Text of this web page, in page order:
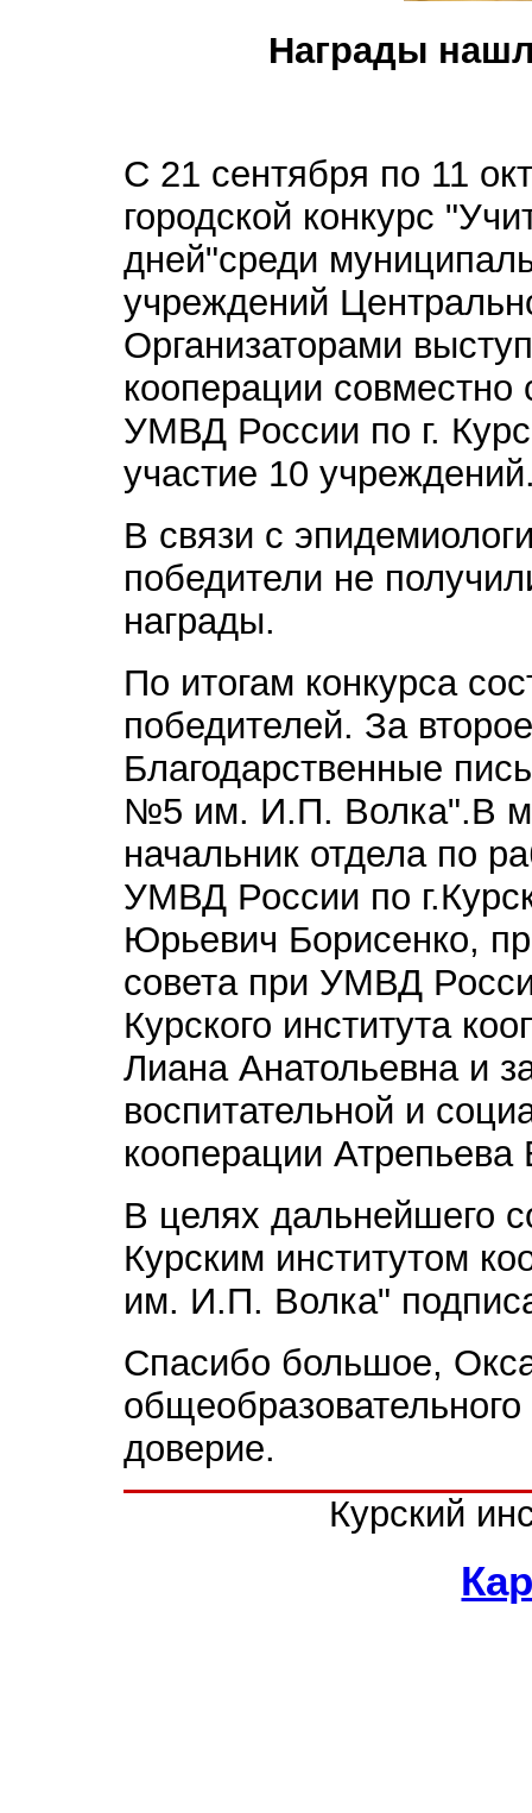
Награды
С 21 сентября по 11
городской конкурс
дней"среди
учреждений
Организаторами
кооперации
УМВД России по г.
участие 10
В связи с
победители не
награды.
По итогам конкурса
победителей. За
Благодарственные
№5 им. И.П. Волка".В
начальник отдела по
УМВД России по
Юрьевич Борисенко,
совета при УМВД
Курского института
Лиана Анатольевна и
воспитательной и
кооперации Атрепьева
В целях дальнейшего
Курским институтом
им. И.П. Волка"
Спасибо большое,
доверие.
Курский